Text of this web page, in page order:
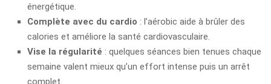
énergétique.
Complète avec du cardio : l’aérobic aide à brûler des
calories et améliore la santé cardiovasculaire.
Vise la régularité : quelques séances bien tenues chaque
semaine valent mieux qu’un effort intense puis un arrêt
complet.